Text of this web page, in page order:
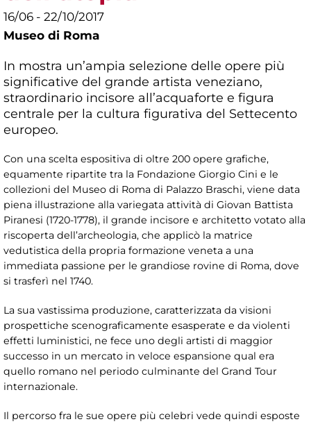
16/06 - 22/10/2017
Museo di Roma
In mostra un’ampia selezione delle opere più
significative del grande artista veneziano,
straordinario incisore all’acquaforte e figura
centrale per la cultura figurativa del Settecento
europeo.
Con una scelta espositiva di oltre 200 opere grafiche,
equamente ripartite tra la Fondazione Giorgio Cini e le
collezioni del Museo di Roma di Palazzo Braschi, viene data
piena illustrazione alla variegata attività di Giovan Battista
Piranesi (1720-1778), il grande incisore e architetto votato alla
riscoperta dell’archeologia, che applicò la matrice
vedutistica della propria formazione veneta a una
immediata passione per le grandiose rovine di Roma, dove
si trasferì nel 1740.
La sua vastissima produzione, caratterizzata da visioni
prospettiche scenograficamente esasperate e da violenti
effetti luministici, ne fece uno degli artisti di maggior
successo in un mercato in veloce espansione qual era
quello romano nel periodo culminante del Grand Tour
internazionale.
Il percorso fra le sue opere più celebri vede quindi esposte